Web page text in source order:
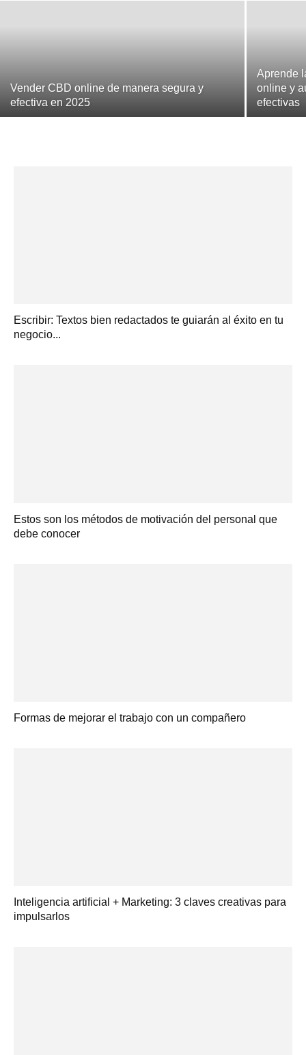
Vender CBD online de manera segura y
efectiva en 2025
Aprende
online y
efectivas
Escribir: Textos bien redactados te guiarán al éxito en tu
negocio...
Estos son los métodos de motivación del personal que
debe conocer
Formas de mejorar el trabajo con un compañero
Inteligencia artificial + Marketing: 3 claves creativas para
impulsarlos